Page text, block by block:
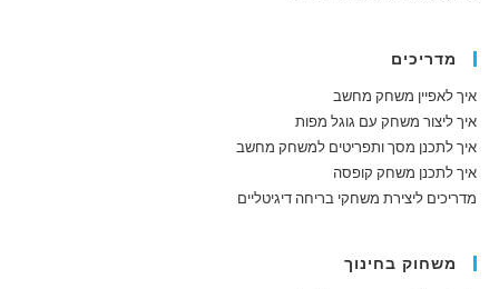
מדריכים
איך לאפיין משחק מחשב
איך ליצור משחק עם גוגל מפות
איך לתכנן מסך ותפריטים למשחק מחשב
איך לתכנן משחק קופסה
מדריכים ליצירת משחקי בריחה דיגיטליים
משחוק בחינוך